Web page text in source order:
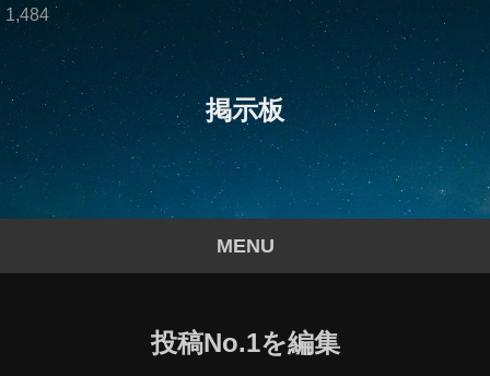
掲示板
MENU
1,484
投稿No.1を編集